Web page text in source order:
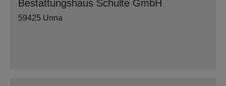
Bestattungshaus Schulte GmbH
59425 Unna